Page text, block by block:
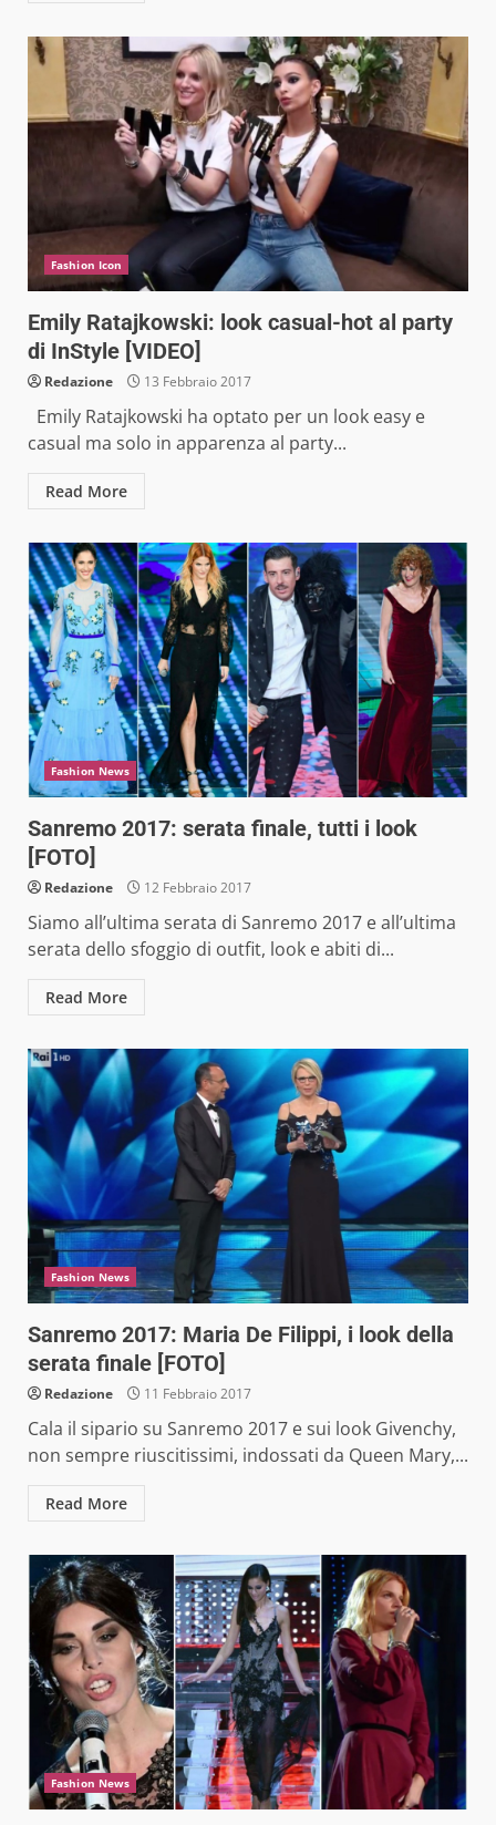
Fashion Icon
Emily Ratajkowski: look casual-hot al party
di InStyle [VIDEO]
Redazione 13 Febbraio 2017
Emily Ratajkowski ha optato per un look easy e
casual ma solo in apparenza al party...
Read More
Fashion News
Sanremo 2017: serata finale, tutti i look
[FOTO]
Redazione 12 Febbraio 2017
Siamo all’ultima serata di Sanremo 2017 e all’ultima
serata dello sfoggio di outfit, look e abiti di...
Read More
Fashion News
Sanremo 2017: Maria De Filippi, i look della
serata finale [FOTO]
Redazione 11 Febbraio 2017
Cala il sipario su Sanremo 2017 e sui look Givenchy,
non sempre riuscitissimi, indossati da Queen Mary,...
Read More
Fashion News